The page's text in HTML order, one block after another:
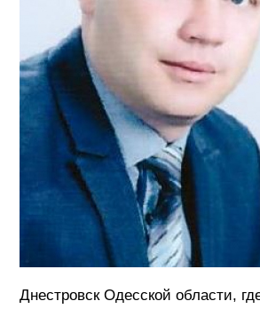
Днестровск Одесской области,